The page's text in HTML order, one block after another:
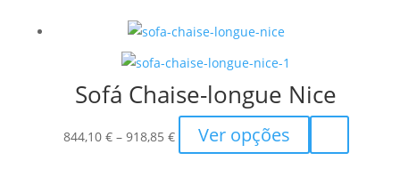
through
505,00 €
options
be
Sofá Chaise-longue Nice
844,10 € – 918,85 €Price
range:
Ver opções
product